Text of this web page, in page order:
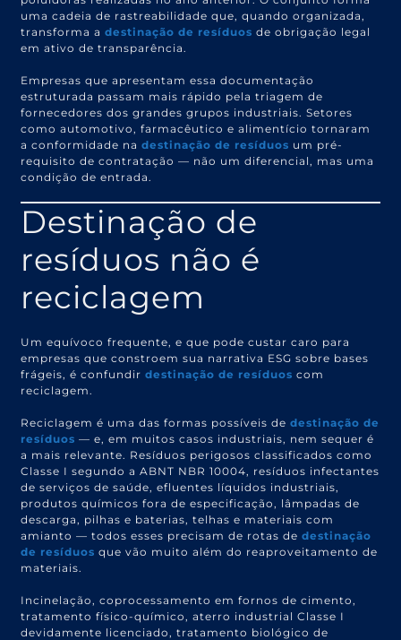
uma cadeia de rastreabilidade que, quando organizada,
transforma adestinação de resíduos de obrigação legal
em ativo de transparência.
Empresas que apresentam essa documentação
estruturada passam mais rápido pela triagem de
fornecedores dos grandes grupos industriais. Setores
como automotivo, farmacêutico e alimentício tornaram
a conformidade nadestinação de resíduos um pré-
requisito de contratação — não um diferencial, mas uma
condição de entrada.
Destinação de
resíduos não é
reciclagem
Um equívoco frequente, e que pode custar caro para
empresas que constroem sua narrativa ESG sobre bases
frágeis, é confundirdestinação de resíduos com
reciclagem.
Reciclagem é uma das formas possíveis dedestinação de
resíduos — e, em muitos casos industriais, nem sequer é
a mais relevante. Resíduos perigosos classificados como
Classe I segundo a ABNT NBR 10004, resíduos infectantes
de serviços de saúde, efluentes líquidos industriais,
produtos químicos fora de especificação, lâmpadas de
descarga, pilhas e baterias, telhas e materiais com
amianto — todos esses precisam de rotas de destinação
de resíduos que vão muito além do reaproveitamento de
materiais.
Incinelação, coprocessamento em fornos de cimento,
tratamento físico-químico, aterro industrial Classe I
devidamente licenciado, tratamento biológico de